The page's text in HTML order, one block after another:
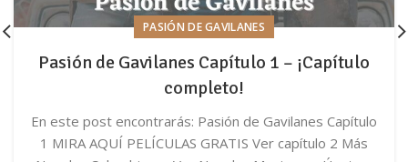
PASIÓN DE GAVILANES
Pasión de Gavilanes Capítulo 1 – ¡Capítulo
completo!
En este post encontrarás: Pasión de Gavilanes Capítulo
1 MIRA AQUÍ PELÍCULAS GRATIS Ver capítulo 2 Más